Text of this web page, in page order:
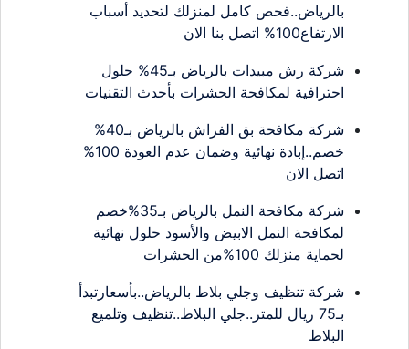
بالرياض..فحص كامل لمنزلك لتحديد أسباب
الارتفاع100% اتصل بنا الان
شركة رش مبيدات بالرياض بـ45% حلول
احترافية لمكافحة الحشرات بأحدث التقنيات
شركة مكافحة بق الفراش بالرياض بـ40%
خصم..إبادة نهائية وضمان عدم العودة 100%
اتصل الان
شركة مكافحة النمل بالرياض بـ35%خصم
لمكافحة النمل الابيض والأسود حلول نهائية
لحماية منزلك 100%من الحشرات
شركة تنظيف وجلي بلاط بالرياض..بأسعارتبدأ
بـ75 ريال للمتر..جلي البلاط..تنظيف وتلميع
البلاط